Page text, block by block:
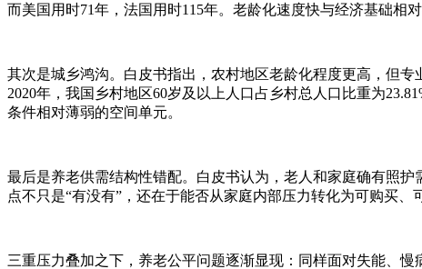
而美国用时71年，法国用时115年。老龄化速度快与经济基础相
其次是城乡鸿沟。白皮书指出，农村地区老龄化程度更高，但
2020年，我国乡村地区60岁及以上人口占乡村总人口比重为
条件相对薄弱的空间单元。
最后是养老供需结构性错配。白皮书认为，老人和家庭确有照
点不只是“有没有”，还在于能否从家庭内部压力转化为可购买、
三重压力叠加之下，养老公平问题逐渐显现：同样面对失能、